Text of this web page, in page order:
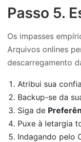
Passo 5.
Os impasses
Arquivos onlines
descarregamento
Atribui sua
Backup-se da
Siga de
Puxe à letargia
Indagando pelo